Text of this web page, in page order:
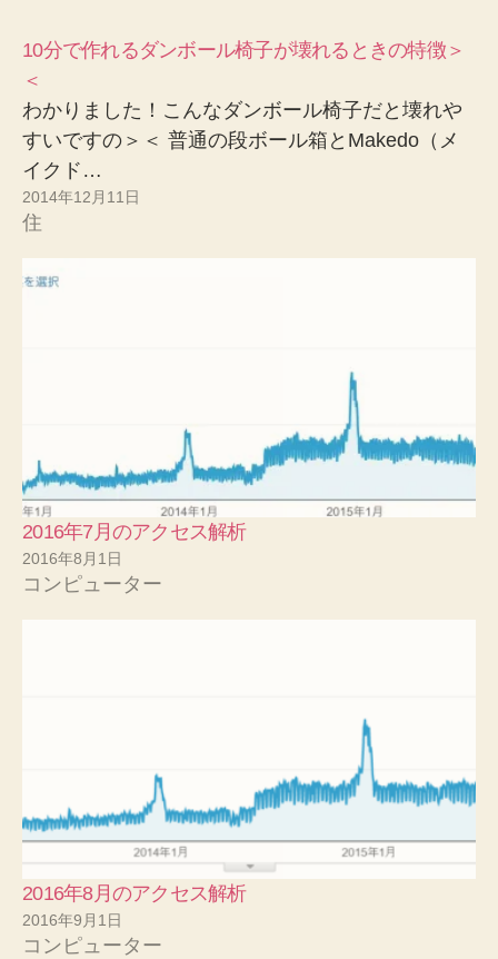
10分で作れるダンボール椅子が壊れるときの特徴＞
＜
わかりました！こんなダンボール椅子だと壊れや
すいですの＞＜ 普通の段ボール箱とMakedo（メ
イクド…
2014年12月11日
住
2016年7月のアクセス解析
2016年8月1日
コンピューター
2016年8月のアクセス解析
2016年9月1日
コンピューター